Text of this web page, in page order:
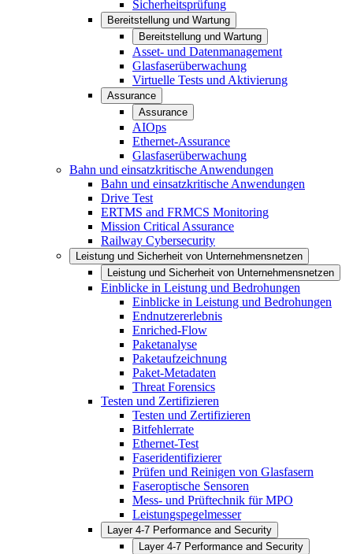
Sicherheitsprüfung
Bereitstellung und Wartung
Bereitstellung und Wartung
Asset- und Datenmanagement
Glasfaserüberwachung
Virtuelle Tests und Aktivierung
Assurance
Assurance
AIOps
Ethernet-Assurance
Glasfaserüberwachung
Bahn und einsatzkritische Anwendungen
Bahn und einsatzkritische Anwendungen
Drive Test
ERTMS and FRMCS Monitoring
Mission Critical Assurance
Railway Cybersecurity
Leistung und Sicherheit von Unternehmensnetzen
Leistung und Sicherheit von Unternehmensnetzen
Einblicke in Leistung und Bedrohungen
Einblicke in Leistung und Bedrohungen
Endnutzererlebnis
Enriched-Flow
Paketanalyse
Paketaufzeichnung
Paket-Metadaten
Threat Forensics
Testen und Zertifizieren
Testen und Zertifizieren
Bitfehlerrate
Ethernet-Test
Faseridentifizierer
Prüfen und Reinigen von Glasfasern
Faseroptische Sensoren
Mess- und Prüftechnik für MPO
Leistungspegelmesser
Layer 4-7 Performance and Security
Layer 4-7 Performance and Security